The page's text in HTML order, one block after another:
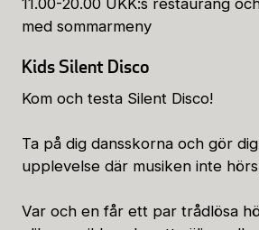
11.00-20.00 UKK:s restaurang
med sommarmeny
Kids Silent Disco
Kom och testa Silent Disco!
Ta på dig dansskorna och gör
upplevelse där musiken inte
Var och en får ett par trådlösa